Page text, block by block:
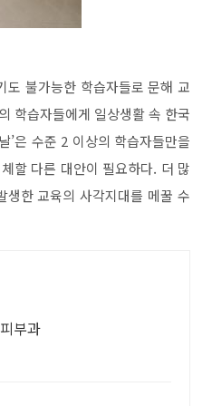
도 불가능한 학습자들로 문해 교
학습자들에게 일상생활 속 한국
’은 수준 2 이상의 학습자들만을
할 다른 대안이 필요하다. 더 많
생한 교육의 사각지대를 메꿀 수
부과